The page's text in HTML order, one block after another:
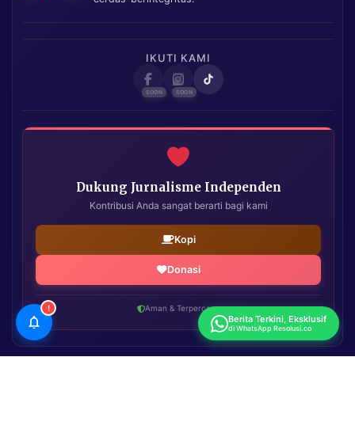
IKUTI KAMI
Dukung Jurnalisme Independen
Kontribusi Anda sangat berarti bagi kami
Kopi
Donasi
Aman & Terpercaya
!
Berita Terkini, Eksklusif
di WhatsApp Resolusi.co